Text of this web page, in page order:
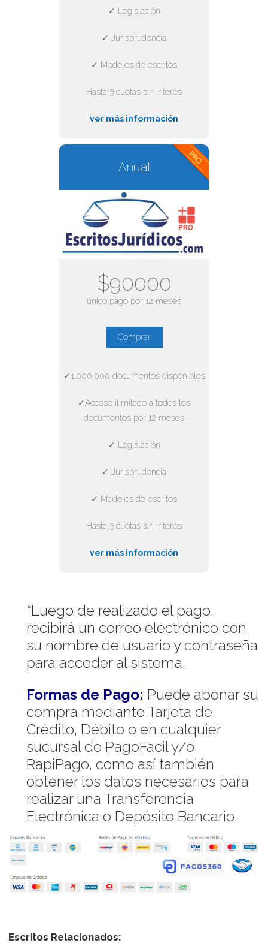
✓ Legislación
✓ Jurisprudencia
✓ Modelos de escritos
Hasta 3 cuotas sin interés
ver más información
Anual
$90000
único pago por 12 meses
Comprar
✓1.000.000 documentos disponibles
✓Acceso ilimitado a todos los
documentos por 12 meses
✓ Legislación
✓ Jurisprudencia
✓ Modelos de escritos
Hasta 3 cuotas sin interés
ver más información
*Luego de realizado el pago,
recibirá un correo electrónico con
su nombre de usuario y contraseña
para acceder al sistema.
Formas de Pago: Puede abonar su
compra mediante Tarjeta de
Crédito, Débito o en cualquier
sucursal de PagoFacil y/o
RapiPago, como así también
obtener los datos necesarios para
realizar una Transferencia
Electrónica o Depósito Bancario.
Escritos Relacionados: